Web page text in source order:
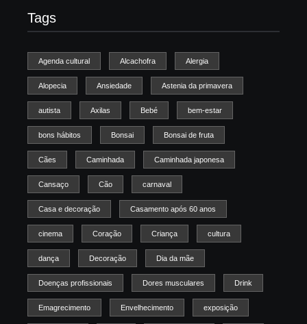
Tags
Agenda cultural Alcachofra Alergia
Alopecia Ansiedade Astenia da primavera
autista Axilas Bebé bem-estar
bons hábitos Bonsai Bonsai de fruta
Cães Caminhada Caminhada japonesa
Cansaço Cão carnaval
Casa e decoração Casamento após 60 anos
cinema Coração Criança cultura
dança Decoração Dia da mãe
Doenças profissionais Dores musculares Drink
Emagrecimento Envelhecimento exposição